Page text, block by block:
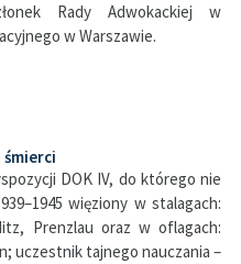
Rady Adwokackiej w
w Warszawie.
DOK IV, do którego nie
więziony w stalagach:
Prenzlau oraz w oflagach:
uczestnik tajnego nauczania –